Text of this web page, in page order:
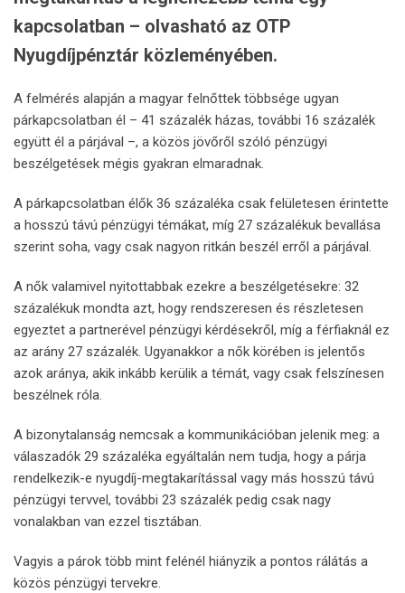
kapcsolatban – olvasható az OTP
Nyugdíjpénztár közleményében.
A felmérés alapján a magyar felnőttek többsége ugyan
párkapcsolatban él – 41 százalék házas, további 16 százalék
együtt él a párjával –, a közös jövőről szóló pénzügyi
beszélgetések mégis gyakran elmaradnak.
A párkapcsolatban élők 36 százaléka csak felületesen érintette
a hosszú távú pénzügyi témákat, míg 27 százalékuk bevallása
szerint soha, vagy csak nagyon ritkán beszél erről a párjával.
A nők valamivel nyitottabbak ezekre a beszélgetésekre: 32
százalékuk mondta azt, hogy rendszeresen és részletesen
egyeztet a partnerével pénzügyi kérdésekről, míg a férfiaknál ez
az arány 27 százalék. Ugyanakkor a nők körében is jelentős
azok aránya, akik inkább kerülik a témát, vagy csak felszínesen
beszélnek róla.
A bizonytalanság nemcsak a kommunikációban jelenik meg: a
válaszadók 29 százaléka egyáltalán nem tudja, hogy a párja
rendelkezik-e nyugdíj-megtakarítással vagy más hosszú távú
pénzügyi tervvel, további 23 százalék pedig csak nagy
vonalakban van ezzel tisztában.
Vagyis a párok több mint felénél hiányzik a pontos rálátás a
közös pénzügyi tervekre.